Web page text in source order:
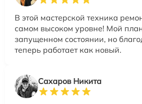
В этой мастерской техника
самом высоком уровне! Мой
запущенном состоянии, но
теперь работает как новый.
Сахаров Никита